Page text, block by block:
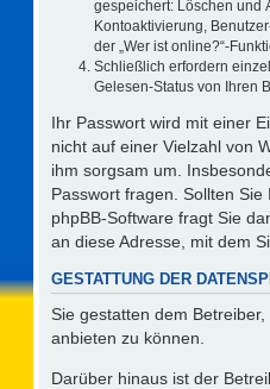
gespeichert: Löschen und
Kontoaktivierung,
der „Wer ist online?“-
Schließlich erfordern
Gelesen-Status von Ihren
Ihr Passwort wird mit einer
nicht auf einer Vielzahl von
ihm sorgsam um.
Passwort fragen. Sollten
phpBB-Software fragt Sie
an diese Adresse, mit dem
GESTATTUNG DER
Sie gestatten dem
anbieten zu können.
Darüber hinaus ist der